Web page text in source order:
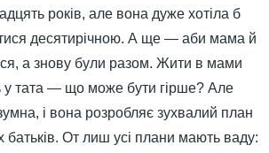
років, але вона дуже хотіла б
десятирічною. А ще — аби мама й
а знову були разом. Жити в мами
у тата — що може бути гірше? Але
і вона розробляє зухвалий план
батьків. От лиш усі плани мають ваду: